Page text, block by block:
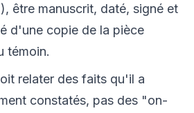
être manuscrit, daté, signé et
d'une copie de la pièce
témoin.
relater des faits qu'il a
constatés, pas des "on-